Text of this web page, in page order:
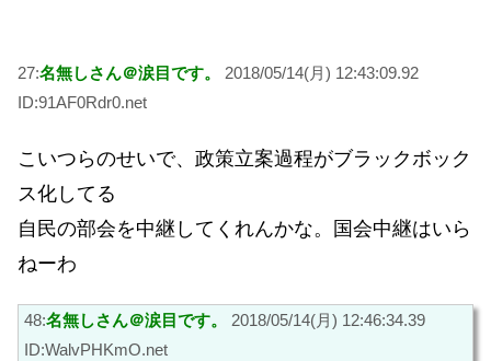
27:名無しさん＠涙目です。
2018/05/14(月) 12:43:09.92
ID:91AF0Rdr0.net
こいつらのせいで、政策立案過程がブラックボック
ス化してる
自民の部会を中継してくれんかな。国会中継はいら
ねーわ
48:名無しさん＠涙目です。
2018/05/14(月) 12:46:34.39
ID:WalvPHKmO.net